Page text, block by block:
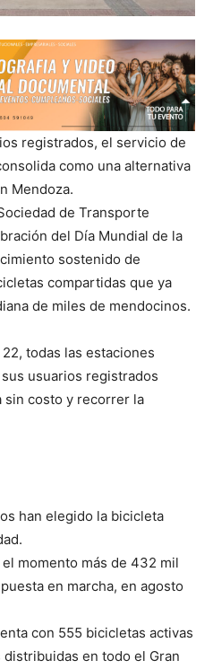
registrados, el servicio de
como una alternativa
Mendoza.
de Transporte
del Día Mundial de la
sostenido de
compartidas que ya
de miles de mendocinos.
todas las estaciones
usuarios registrados
sin costo y recorrer la
han elegido la bicicleta
momento más de 432 mil
en marcha, en agosto
con 555 bicicletas activas
en todo el Gran